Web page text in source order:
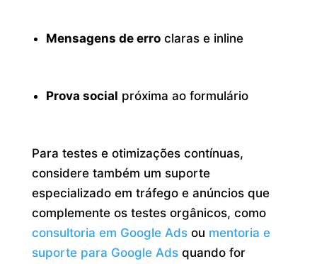
Mensagens de erro claras e inline
Prova social próxima ao formulário
Para testes e otimizações contínuas,
considere também um suporte
especializado em tráfego e anúncios que
complemente os testes orgânicos, como
consultoria em Google Adsou mentoria e
suporte para Google Adsquando for